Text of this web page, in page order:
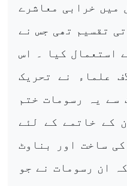
میں خرابی معاشرے
تقسیم تھی جس نے
استعمال کیا ۔ اس
علماء نے تحریک
سے یہ رسومات ختم
کے خاتمے کے لئے
ساخت اور بناوٹ
ان رسومات نے جو